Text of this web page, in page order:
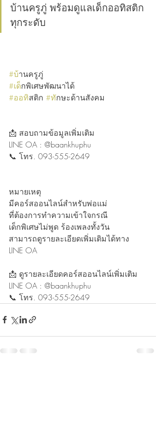
บ้านครูภู่ พร้อมดูแลเด็กออทิสติก
ทุกระดับ
#บ้านครูภู่
#เด็กพิเศษพัฒนาได้
#ออทิสติก #ทักษะด้านสังคม
📩 สอบถามข้อมูลเพิ่มเติม
LINE OA : @baankhuphu
📞 โทร. 093-555-2649
หมายเหตุ
มีคอร์สออนไลน์สำหรับพ่อแม่
ที่ต้องการทำความเข้าใจกรณี
เด็กพิเศษไม่พูด ร้องเพลงทั้งวัน
สามารถดูรายละเอียดเพิ่มเติมได้ทาง
LINE OA
📩 ดูรายละเอียดคอร์สออนไลน์เพิ่มเติม
LINE OA : @baankhuphu
📞 โทร. 093-555-2649